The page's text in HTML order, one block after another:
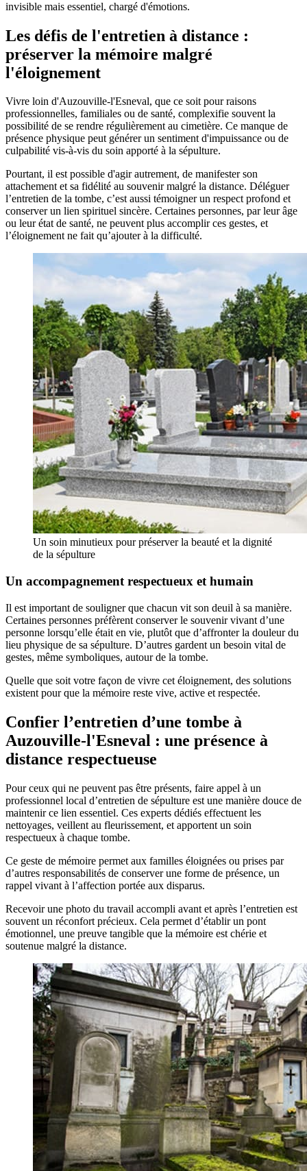
invisible mais essentiel, chargé d'émotions.
Les défis de l'entretien à distance :
préserver la mémoire malgré
l'éloignement
Vivre loin d'Auzouville-l'Esneval, que ce soit pour raisons
professionnelles, familiales ou de santé, complexifie souvent la
possibilité de se rendre régulièrement au cimetière. Ce manque de
présence physique peut générer un sentiment d'impuissance ou de
culpabilité vis-à-vis du soin apporté à la sépulture.
Pourtant, il est possible d'agir autrement, de manifester son
attachement et sa fidélité au souvenir malgré la distance. Déléguer
l’entretien de la tombe, c’est aussi témoigner un respect profond et
conserver un lien spirituel sincère. Certaines personnes, par leur âge
ou leur état de santé, ne peuvent plus accomplir ces gestes, et
l’éloignement ne fait qu’ajouter à la difficulté.
Un soin minutieux pour préserver la beauté et la dignité
de la sépulture
Un accompagnement respectueux et humain
Il est important de souligner que chacun vit son deuil à sa manière.
Certaines personnes préfèrent conserver le souvenir vivant d’une
personne lorsqu’elle était en vie, plutôt que d’affronter la douleur du
lieu physique de sa sépulture. D’autres gardent un besoin vital de
gestes, même symboliques, autour de la tombe.
Quelle que soit votre façon de vivre cet éloignement, des solutions
existent pour que la mémoire reste vive, active et respectée.
Confier l’entretien d’une tombe à
Auzouville-l'Esneval : une présence à
distance respectueuse
Pour ceux qui ne peuvent pas être présents, faire appel à un
professionnel local d’entretien de sépulture est une manière douce de
maintenir ce lien essentiel. Ces experts dédiés effectuent les
nettoyages, veillent au fleurissement, et apportent un soin
respectueux à chaque tombe.
Ce geste de mémoire permet aux familles éloignées ou prises par
d’autres responsabilités de conserver une forme de présence, un
rappel vivant à l’affection portée aux disparus.
Recevoir une photo du travail accompli avant et après l’entretien est
souvent un réconfort précieux. Cela permet d’établir un pont
émotionnel, une preuve tangible que la mémoire est chérie et
soutenue malgré la distance.